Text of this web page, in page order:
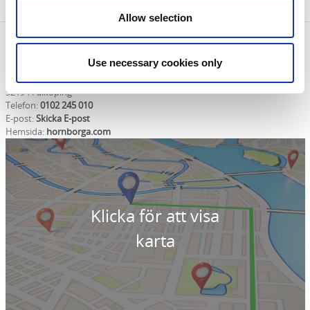
Allow selection
Use necessary cookies only
Kontaktinformation
Länsstyrelsen Västra Götaland
Trandansen
52194 Falköping
Telefon:0102 245 010
E-post:Skicka E-post
Hemsida: hornborga.com
Klicka för att visa
karta